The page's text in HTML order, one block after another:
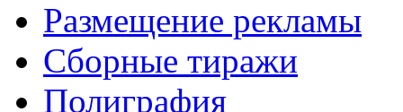
Размещение рекламы
Сборные тиражи
Полиграфия